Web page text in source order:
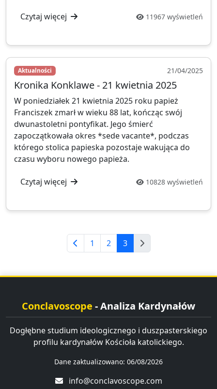
Czytaj więcej 11967 wyświetleń
Aktualności 21/04/2025
Kronika Konklawe - 21 kwietnia 2025
W poniedziałek 21 kwietnia 2025 roku papież
Franciszek zmarł w wieku 88 lat, kończąc swój
dwunastoletni pontyfikat. Jego śmierć
zapoczątkowała okres *sede vacante*, podczas
którego stolica papieska pozostaje wakująca do
czasu wyboru nowego papieża.
Czytaj więcej 10828 wyświetleń
1 2 3
Conclavoscope - Analiza Kardynałów
Dogłębne studium ideologicznego i duszpasterskiego
profilu kardynałów Kościoła katolickiego.
Dane zaktualizowano: 06/08/2026
info@conclavoscope.com